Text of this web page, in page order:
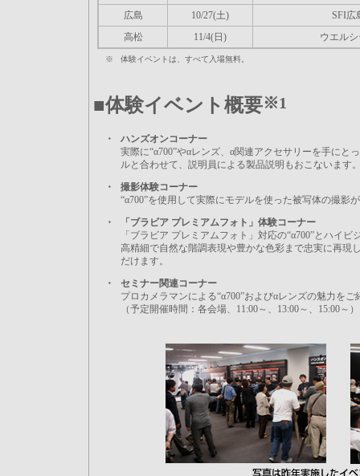
広島
10/27(土)
SFI広
高松
11/4(日) ウエル
※ 体験イベントは、すべて入場無料。
■体験イベント概要※1
・
ハンズオンコーナー
実際に“α700”やαレンズ、α関連アクセサリーを手にと
ルと合わせて、説明員による製品説明もおこないます
・
撮影体験コーナー
“α700”を使用して実際にモデルを使った被写体の撮影
・
「ブラビア プレミアムフォト」体験コーナー
「ブラビア プレミアムフォト」対応の“α700”とハイ
高精細で自然な階調表現や豊かな色彩まで忠実に再現
だけます。
・
セミナー関連コーナー
プロカメラマンによる“α700”およびαレンズの魅力を
（予定開催時間：各会場、11:00～、13:00～、15:00～）